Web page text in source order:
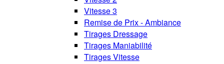
Vitesse 3
Remise de Prix - Ambiance
Tirages Dressage
Tirages Maniabilité
Tirages Vitesse